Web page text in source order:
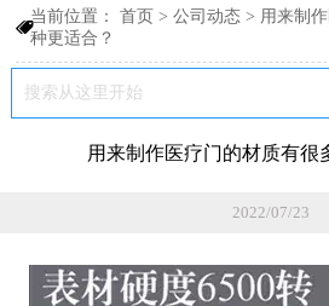

当前位置：首页 >公司动态 > 用来制
种更适合？
用来制作医疗门的材质有很
2022/07/23